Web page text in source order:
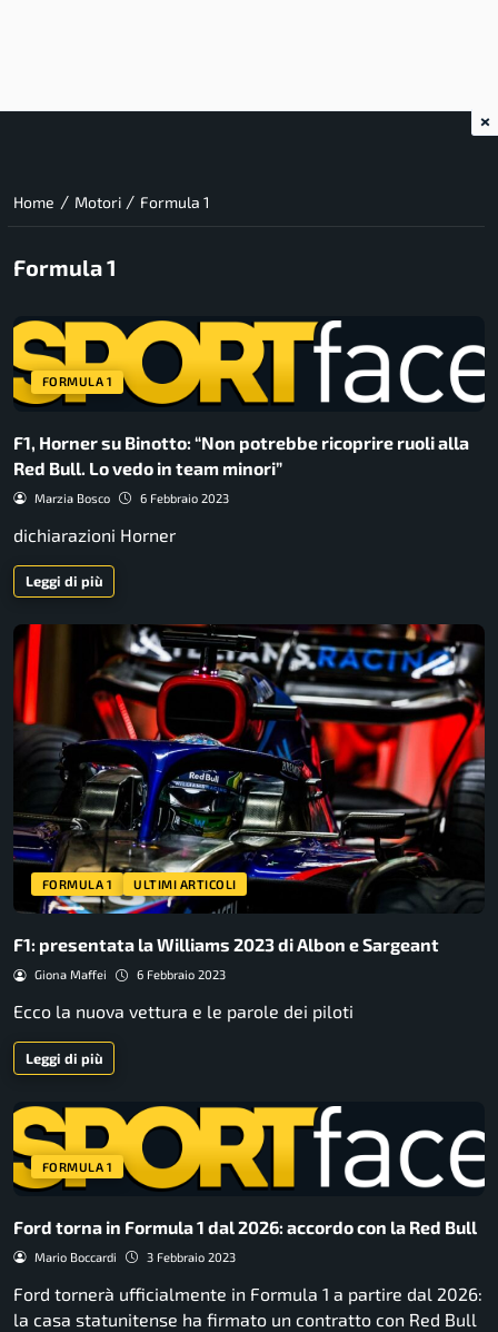
Home / Motori / Formula 1
Formula 1
FORMULA 1
F1, Horner su Binotto: “Non potrebbe ricoprire ruoli alla
Red Bull. Lo vedo in team minori”
Marzia Bosco 6 Febbraio 2023
dichiarazioni Horner
Leggi di più
FORMULA 1 ULTIMI ARTICOLI
F1: presentata la Williams 2023 di Albon e Sargeant
Giona Maffei 6 Febbraio 2023
Ecco la nuova vettura e le parole dei piloti
Leggi di più
FORMULA 1
Ford torna in Formula 1 dal 2026: accordo con la Red Bull
Mario Boccardi 3 Febbraio 2023
Ford tornerà ufficialmente in Formula 1 a partire dal 2026:
la casa statunitense ha firmato un contratto con Red Bull
×